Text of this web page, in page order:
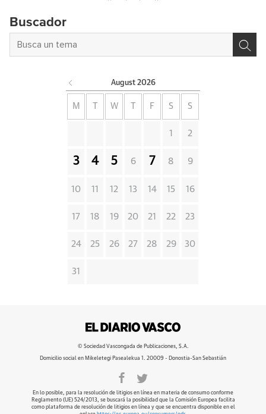
Buscador
August 2026
M W F S S
1 2
3 4 5 6 7 8 9
10 11 12 13 14 15 16
17 18 19 20 21 22 23
24 25 26 27 28 29 30
31
© Sociedad Vascongada de Publicaciones, S.A.
Domicilio social en Mikeletegi Pasealekua 1. 20009 - Donostia-San Sebastián
En lo posible, para la resolución de litigios en línea en materia de consumo conforme
Reglamento (UE) 524/2013, se buscará la posibilidad que la Comisión Europea facilita
como plataforma de resolución de litigios en línea y que se encuentra disponible en el